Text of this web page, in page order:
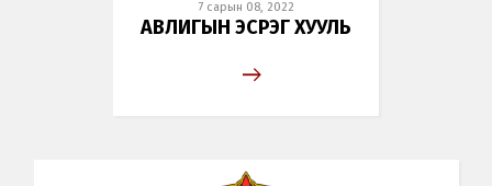
7 сарын 08, 2022
АВЛИГЫН ЭСРЭГ ХУУЛЬ